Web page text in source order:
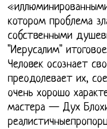
котором проблема
собственными
"Иерусалим"
Человек осознает
преодолевает их,
очень хорошо
мастера — Дух